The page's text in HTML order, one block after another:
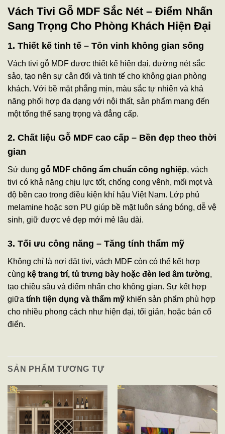
Vách Tivi Gỗ MDF Sắc Nét – Điểm Nhấn
Sang Trọng Cho Phòng Khách Hiện Đại
1. Thiết kế tinh tế – Tôn vinh không gian sống
Vách tivi gỗ MDF được thiết kế hiện đại, đường nét sắc
sảo, tạo nên sự cân đối và tinh tế cho không gian phòng
khách. Với bề mặt phẳng mịn, màu sắc tự nhiên và khả
năng phối hợp đa dạng với nội thất, sản phẩm mang đến
một tổng thể sang trọng và đẳng cấp.
2. Chất liệu Gỗ MDF cao cấp – Bền đẹp theo thời
gian
Sử dụng gỗ MDF chống ẩm chuẩn công nghiệp, vách
tivi có khả năng chịu lực tốt, chống cong vênh, mối mọt và
độ bền cao trong điều kiện khí hậu Việt Nam. Lớp phủ
melamine hoặc sơn PU giúp bề mặt luôn sáng bóng, dễ vệ
sinh, giữ được vẻ đẹp mới mẻ lâu dài.
3. Tối ưu công năng – Tăng tính thẩm mỹ
Không chỉ là nơi đặt tivi, vách MDF còn có thể kết hợp
cùng kệ trang trí, tủ trưng bày hoặc đèn led âm tường,
tạo chiều sâu và điểm nhấn cho không gian. Sự kết hợp
giữa tính tiện dụng và thẩm mỹ khiến sản phẩm phù hợp
cho nhiều phong cách như hiện đại, tối giản, hoặc bán cổ
điển.
SẢN PHẨM TƯƠNG TỰ